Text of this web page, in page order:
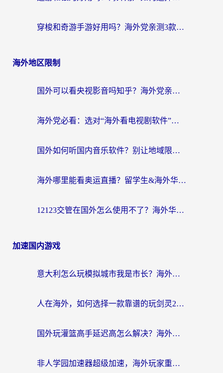
穿梭和奇游手游好用吗？海外党亲测3款回国加速器，附蜜蜂加速器七天试用攻略
海外地区限制
国外可以看央视影音吗知乎？海外党亲测有效的回国加速方案
海外党必看：选对“海外看电视剧软件”，再也不用愁国内剧刷不了
国外如何听国内音乐软件？别让地域限制，断了你的中文歌单
海外哪里能看奥运直播？留学生&海外华人必看的体育赛事观赛终极指南
12123交管在国外怎么使用不了？海外华人必看的无缝访问国内资源指南
加速国内游戏
意大利怎么玩模拟城市我是市长？海外党国服游戏加速终极攻略（附三国3量子特攻解决办法）
人在海外，如何选择一款靠谱的玩剑灵2加速器？
国外玩灌篮高手延迟高怎么解决？海外玩家国服游戏加速终极指南
非人学园加速器超级加速，海外玩家重返国服的通行证